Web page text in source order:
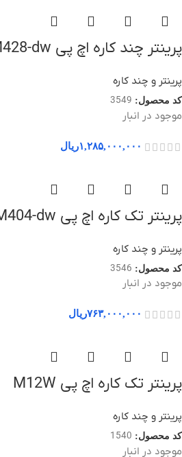
پرینتر چند کاره اچ پی MFP M428-dw
پرینتر و چند کاره
کد محصول: 3549
موجود در انبار
۱,۲۸۵,۰۰۰,۰۰۰ریال
پرینتر تک کاره اچ پی M404-dw
پرینتر و چند کاره
کد محصول: 3546
موجود در انبار
۷۶۳,۰۰۰,۰۰۰ریال
پرینتر تک کاره اچ پی M12W
پرینتر و چند کاره
کد محصول: 1540
موجود در انبار